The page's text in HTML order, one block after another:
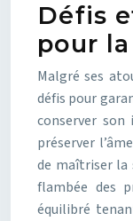
Défis
pour
Malgré ses
défis pour
conserver
préserver
de maîtriser la
flambée des
équilibré